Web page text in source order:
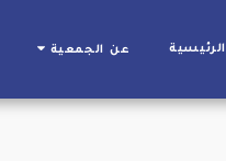
الرئيسية عن الجمعية